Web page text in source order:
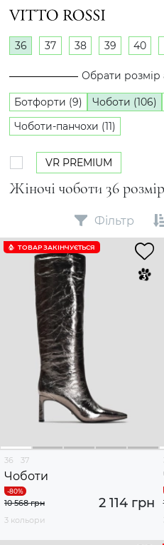
Жіночі чоботи 36 розмір
36 37 38 39 40
Обрати розмір
Ботфорти (9) Чоботи (106)
Чоботи-панчохи (11)
VR PREMIUM
Фільтр
ТОВАР ЗАКІНЧУЄTЬСЯ
36 37
Чоботи
2 114 грн
10 568 грн
3 кольори